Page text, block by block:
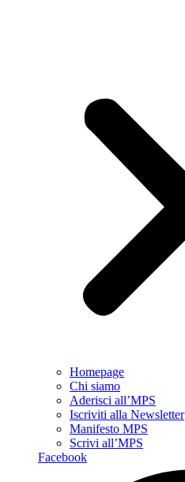
Homepage
Chi siamo
Aderisci all’MPS
Iscriviti alla Newsletter
Manifesto MPS
Scrivi all’MPS
Facebook